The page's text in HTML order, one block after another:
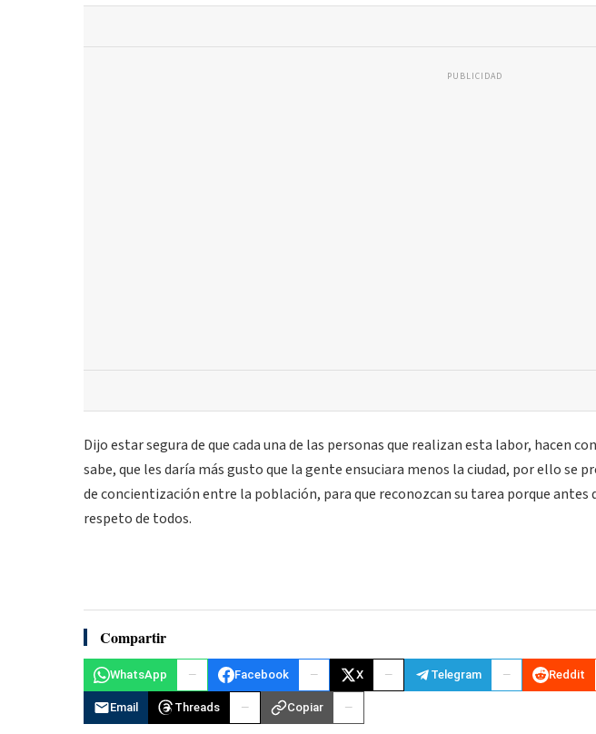
PUBLICIDAD
Dijo estar segura de que cada una de las personas que realizan esta labor, hacen
sabe, que les daría más gusto que la gente ensuciara menos la ciudad, por ello se
de concientización entre la población, para que reconozcan su tarea porque
respeto de todos.
Compartir
WhatsApp Facebook X Telegram Reddit
Email Threads Copiar